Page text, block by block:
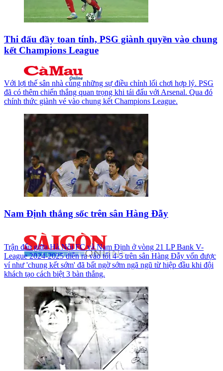
Thi đấu đầy toan tính, PSG giành quyền vào chung
kết Champions League
Với lợi thế sân nhà cùng những sự điều chỉnh lối chơi hợp lý. PSG
đã có thêm chiến thắng quan trọng khi tái đấu với Arsenal. Qua đó
chính thức giành vé vào chung kết Champions League.
Nam Định thắng sốc trên sân Hàng Đẫy
Trận đấu giữa Hà Nội FC và Nam Định ở vòng 21 LP Bank V-
League 2024-2025 diễn ra vào tối 4-5 trên sân Hàng Đẫy vốn được
ví như 'chung kết sớm' đã bất ngờ sớm ngã ngũ từ hiệp đầu khi đội
khách tạo cách biệt 3 bàn thắng.